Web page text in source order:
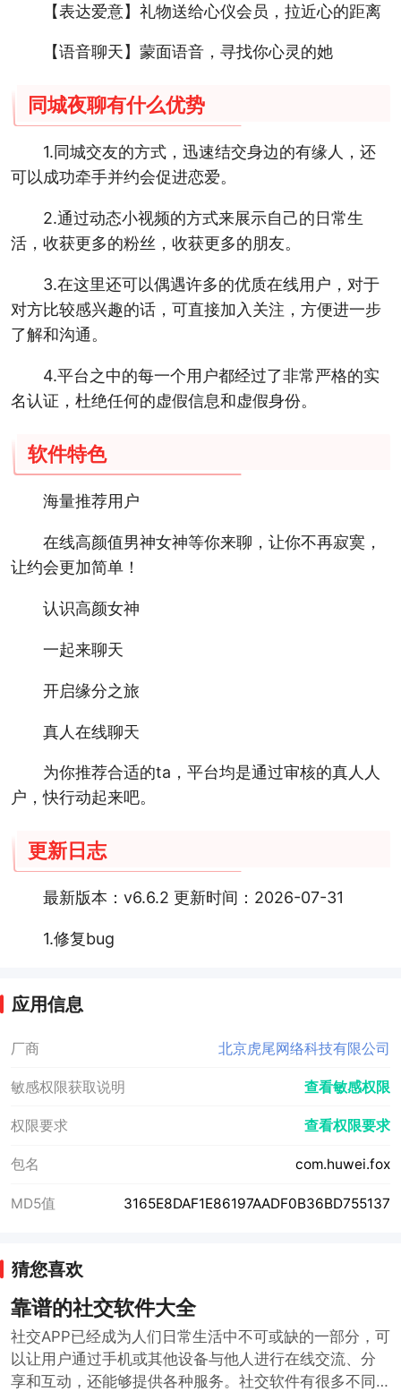
【表达爱意】礼物送给心仪会员，拉近心的距离
【语音聊天】蒙面语音，寻找你心灵的她
同城夜聊有什么优势
1.同城交友的方式，迅速结交身边的有缘人，还
可以成功牵手并约会促进恋爱。
2.通过动态小视频的方式来展示自己的日常生
活，收获更多的粉丝，收获更多的朋友。
3.在这里还可以偶遇许多的优质在线用户，对于
对方比较感兴趣的话，可直接加入关注，方便进一步
了解和沟通。
4.平台之中的每一个用户都经过了非常严格的实
名认证，杜绝任何的虚假信息和虚假身份。
软件特色
海量推荐用户
在线高颜值男神女神等你来聊，让你不再寂寞，
让约会更加简单！
认识高颜女神
一起来聊天
开启缘分之旅
真人在线聊天
为你推荐合适的ta，平台均是通过审核的真人人
户，快行动起来吧。
更新日志
最新版本：v6.6.2 更新时间：2026-07-31
1.修复bug
应用信息
厂商 北京虎尾网络科技有限公司
敏感权限获取说明 查看敏感权限
权限要求 查看权限要求
包名 com.huwei.fox
MD5值 3165E8DAF1E86197AADF0B36BD755137
猜您喜欢
靠谱的社交软件大全
社交APP已经成为人们日常生活中不可或缺的一部分，可
以让用户通过手机或其他设备与他人进行在线交流、分
享和互动，还能够提供各种服务。社交软件有很多不同